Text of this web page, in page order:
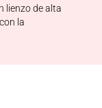
lienzo de alta
la